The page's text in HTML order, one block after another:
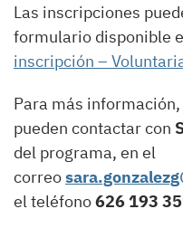
Las inscripciones
formulario disponible
inscripción –
Para más
pueden contactar con
del programa, en el
correo
el teléfono626 193